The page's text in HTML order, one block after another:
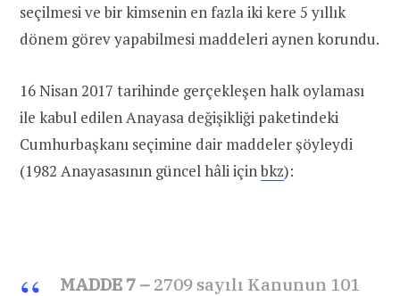
seçilmesi ve bir kimsenin en fazla iki kere 5 yıllık
dönem görev yapabilmesi maddeleri aynen korundu.
16 Nisan 2017 tarihinde gerçekleşen halk oylaması
ile kabul edilen Anayasa değişikliği paketindeki
Cumhurbaşkanı seçimine dair maddeler şöyleydi
(1982 Anayasasının güncel hâli içinbkz):
MADDE 7 – 2709 sayılı Kanunun 101